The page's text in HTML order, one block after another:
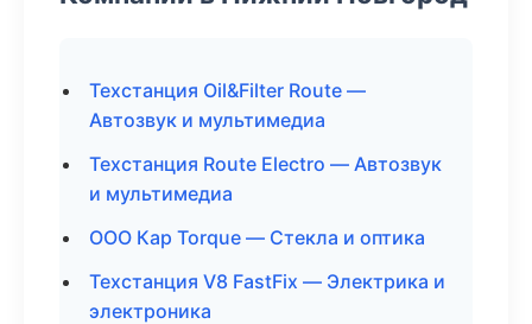
Техстанция Oil&Filter Route —
Автозвук и мультимедиа
Техстанция Route Electro — Автозвук
и мультимедиа
ООО Кар Torque — Стекла и оптика
Техстанция V8 FastFix — Электрика и
электроника